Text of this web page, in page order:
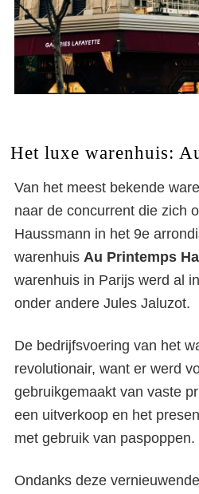
Het luxe warenhuis:
Van het meest bekende
naar de concurrent die zich
Haussmann in het 9e
warenhuis Au Printemps
warenhuis in Parijs werd al
onder andere Jules Jaluzot.
De bedrijfsvoering van het
revolutionair, want er werd
gebruikgemaakt van vaste
een uitverkoop en het
met gebruik van paspoppen.
Ondanks deze